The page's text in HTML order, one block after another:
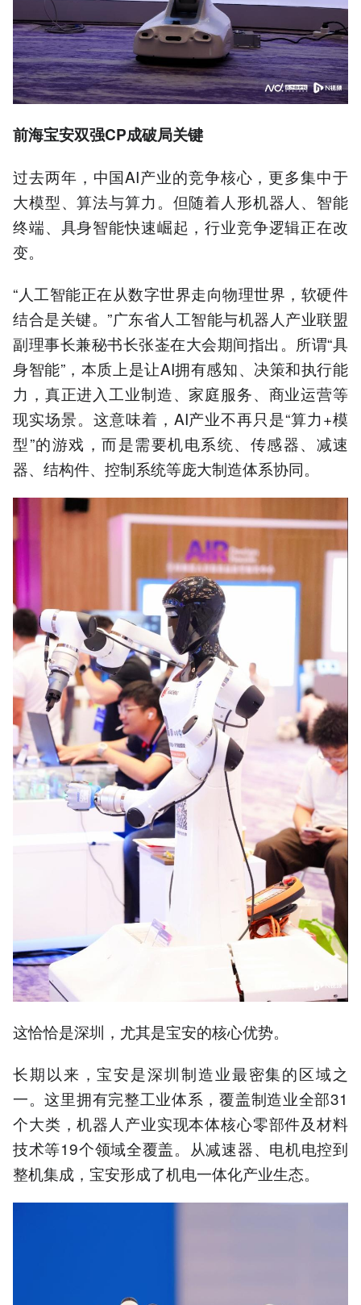
前海宝安双强CP成破局关键
过去两年，中国AI产业的竞争核心，更多集中于
大模型、算法与算力。但随着人形机器人、智能
终端、具身智能快速崛起，行业竞争逻辑正在改
变。
“人工智能正在从数字世界走向物理世界，软硬件
结合是关键。”广东省人工智能与机器人产业联盟
副理事长兼秘书长张崟在大会期间指出。所谓“具
身智能”，本质上是让AI拥有感知、决策和执行能
力，真正进入工业制造、家庭服务、商业运营等
现实场景。这意味着，AI产业不再只是“算力+模
型”的游戏，而是需要机电系统、传感器、减速
器、结构件、控制系统等庞大制造体系协同。
这恰恰是深圳，尤其是宝安的核心优势。
长期以来，宝安是深圳制造业最密集的区域之
一。这里拥有完整工业体系，覆盖制造业全部31
个大类，机器人产业实现本体核心零部件及材料
技术等19个领域全覆盖。从减速器、电机电控到
整机集成，宝安形成了机电一体化产业生态。